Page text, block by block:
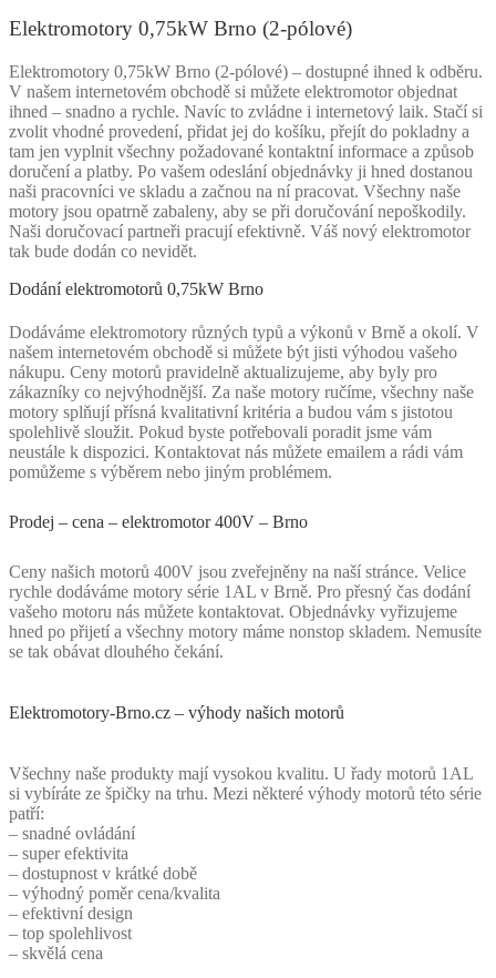
Elektromotory 0,75kW Brno (2-pólové)
Elektromotory 0,75kW Brno (2-pólové) – dostupné ihned k odběru.
V našem internetovém obchodě si můžete elektromotor objednat
ihned – snadno a rychle. Navíc to zvládne i internetový laik. Stačí si
zvolit vhodné provedení, přidat jej do košíku, přejít do pokladny a
tam jen vyplnit všechny požadované kontaktní informace a způsob
doručení a platby. Po vašem odeslání objednávky ji hned dostanou
naši pracovníci ve skladu a začnou na ní pracovat. Všechny naše
motory jsou opatrně zabaleny, aby se při doručování nepoškodily.
Naši doručovací partneři pracují efektivně. Váš nový elektromotor
tak bude dodán co nevidět.
Dodání elektromotorů 0,75kW Brno
Dodáváme elektromotory různých typů a výkonů v Brně a okolí. V
našem internetovém obchodě si můžete být jisti výhodou vašeho
nákupu. Ceny motorů pravidelně aktualizujeme, aby byly pro
zákazníky co nejvýhodnější. Za naše motory ručíme, všechny naše
motory splňují přísná kvalitativní kritéria a budou vám s jistotou
spolehlivě sloužit. Pokud byste potřebovali poradit jsme vám
neustále k dispozici. Kontaktovat nás můžete emailem a rádi vám
pomůžeme s výběrem nebo jiným problémem.
Prodej – cena – elektromotor 400V – Brno
Ceny našich motorů 400V jsou zveřejněny na naší stránce. Velice
rychle dodáváme motory série 1AL v Brně. Pro přesný čas dodání
vašeho motoru nás můžete kontaktovat. Objednávky vyřizujeme
hned po přijetí a všechny motory máme nonstop skladem. Nemusíte
se tak obávat dlouhého čekání.
Elektromotory-Brno.cz – výhody našich motorů
Všechny naše produkty mají vysokou kvalitu. U řady motorů 1AL
si vybíráte ze špičky na trhu. Mezi některé výhody motorů této série
patří:
– snadné ovládání
– super efektivita
– dostupnost v krátké době
– výhodný poměr cena/kvalita
– efektivní design
– top spolehlivost
– skvělá cena